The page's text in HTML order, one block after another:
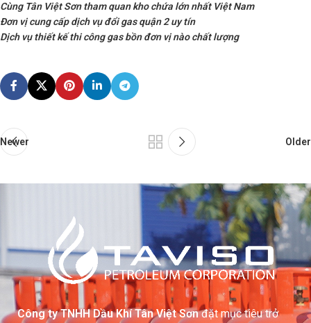
Cùng Tân Việt Sơn tham quan kho chứa lớn nhất Việt Nam
Đơn vị cung cấp dịch vụ đổi gas quận 2 uy tín
Dịch vụ thiết kế thi công gas bồn đơn vị nào chất lượng
Newer Older
Công ty TNHH Dầu Khí Tân Việt Sơnđặt mục tiêu trở